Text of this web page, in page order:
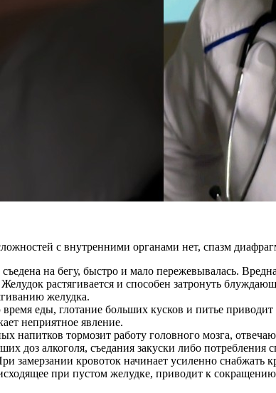
с внутренними органами нет, спазм
на бегу, быстро и мало пережевывалась.
растягивается и способен затронуть
желудка.
еды, глотание больших кусков и питье
неприятное явление.
напитков тормозит работу головного мозга,
доз алкоголя, съедания закуски либо
замерзании кровоток начинает усиленно
при пустом желудке, приводит к